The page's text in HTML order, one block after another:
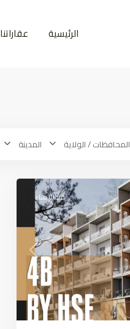
الرئيسية عقاراتنا
المحافظات / الولاية المدينة
Previous
قيد الإنشاء